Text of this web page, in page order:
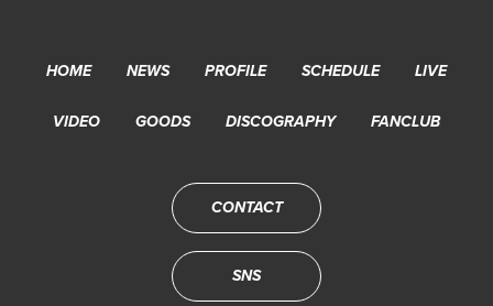
HOME NEWS PROFILE SCHEDULE LIVE
VIDEO GOODS DISCOGRAPHY FANCLUB
CONTACT
SNS